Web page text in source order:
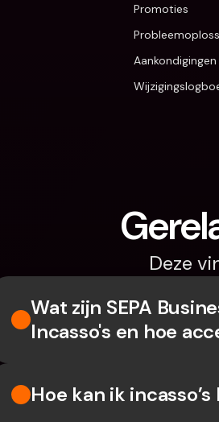
Promoties
Aankondigingen
Deze
Wat zijn SEPA
Incasso's en hoe
Hoe kan ik